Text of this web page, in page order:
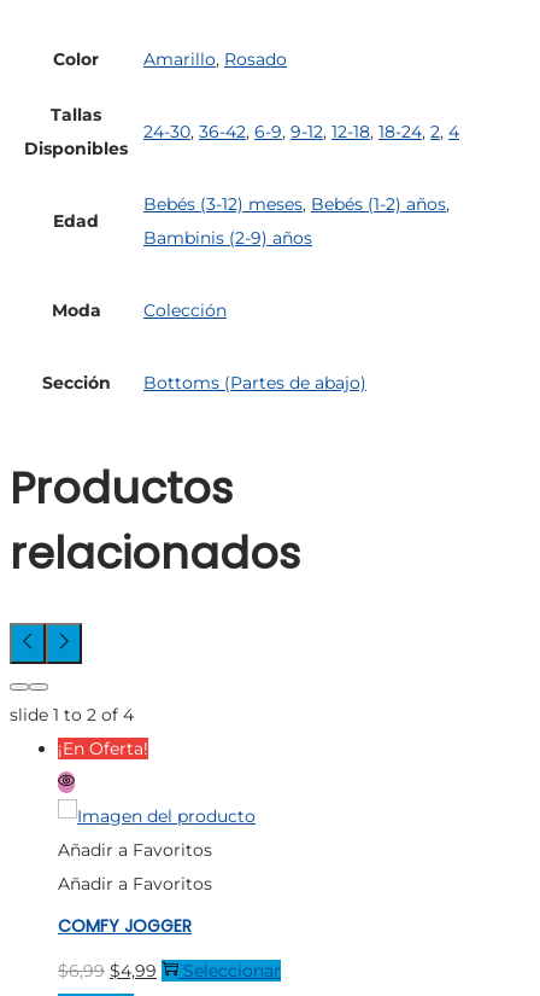
Color Amarillo, Rosado
Tallas
Disponibles
24-30, 36-42, 6-9, 9-12, 12-18, 18-24, 2, 4
Edad
Bebés (3-12) meses, Bebés (1-2) años,
Bambinis (2-9) años
Moda Colección
Sección Bottoms (Partes de abajo)
Productos
relacionados
slide 1 to 2 of 4
¡En Oferta!
Añadir a Favoritos
Añadir a Favoritos
COMFY JOGGER
$6,99 El
$4,99 El
Seleccionar